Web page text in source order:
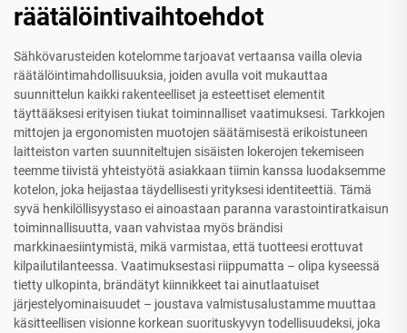
räätälöintivaihtoehdot
Sähkövarusteiden kotelomme tarjoavat vertaansa vailla olevia
räätälöintimahdollisuuksia, joiden avulla voit mukauttaa
suunnittelun kaikki rakenteelliset ja esteettiset elementit
täyttääksesi erityisen tiukat toiminnalliset vaatimuksesi. Tarkkojen
mittojen ja ergonomisten muotojen säätämisestä erikoistuneen
laitteiston varten suunniteltujen sisäisten lokerojen tekemiseen
teemme tiivistä yhteistyötä asiakkaan tiimin kanssa luodaksemme
kotelon, joka heijastaa täydellisesti yrityksesi identiteettiä. Tämä
syvä henkilöllisyystaso ei ainoastaan paranna varastointiratkaisun
toiminnallisuutta, vaan vahvistaa myös brändisi
markkinaesiintymistä, mikä varmistaa, että tuotteesi erottuvat
kilpailutilanteessa. Vaatimuksestasi riippumatta – olipa kyseessä
tietty ulkopinta, brändätyt kiinnikkeet tai ainutlaatuiset
järjestelyominaisuudet – joustava valmistusalustamme muuttaa
käsitteellisen visionne korkean suorituskyvyn todellisuudeksi, joka